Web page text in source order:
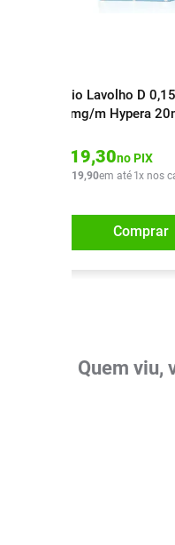
Colírio Lavolho D
0,30mg/m Hypera
19,30no PIX
19,90em até 1x nos
Comprar
Quem viu,